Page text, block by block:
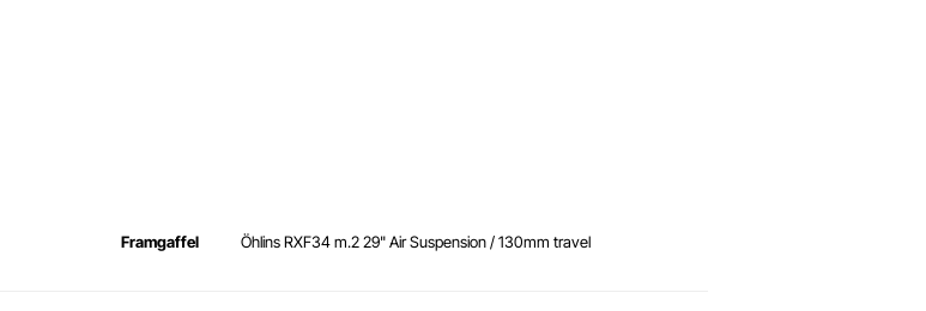
Framgaffel Öhlins RXF34 m.2 29" Air Suspension / 130mm travel